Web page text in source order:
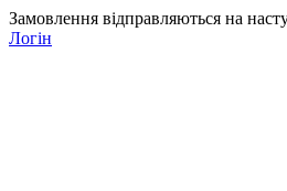
Замовлення відправляються на
Логін